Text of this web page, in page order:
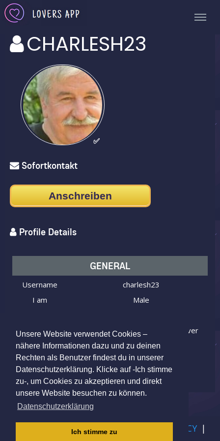
Unsere Website verwendet Cookies –
nähere Informationen dazu und zu deinen
Rechten als Benutzer findest du in unserer
Datenschutzerklärung. Klicke auf -Ich stimme
zu-, um Cookies zu akzeptieren und direkt
unsere Website besuchen zu können.
Datenschutzerklärung
Ich stimme zu
CHARLESH23
✅
Sofortkontakt
Anschreiben
Profile Details
GENERAL
Username
charlesh23
I am
Male
Here for
Fun, Friendship, Dating, Whatever
Age
56 y.o.
Location
Büttikon, Switzerland
TERMS OF USE PRIVACY POLICY |